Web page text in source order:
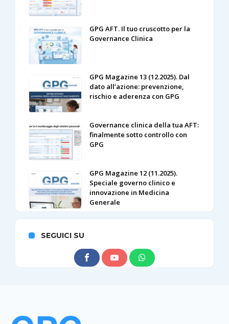
GPG AFT. Il tuo cruscotto per la
Governance Clinica
GPG Magazine 13 (12.2025). Dal
dato all’azione: prevenzione,
rischio e aderenza con GPG
Governance clinica della tua AFT:
finalmente sotto controllo con
GPG
GPG Magazine 12 (11.2025).
Speciale governo clinico e
innovazione in Medicina
Generale
SEGUICI SU